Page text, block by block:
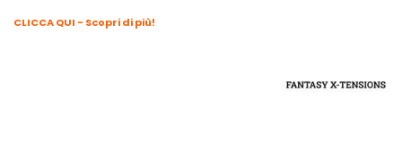
CLICCA QUI - Scopri di più!